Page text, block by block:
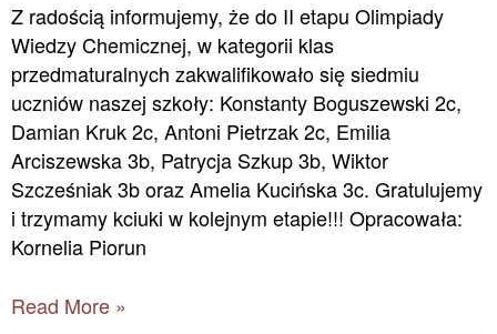
Z radością informujemy, że do II etapu Olimpiady
Wiedzy Chemicznej, w kategorii klas
przedmaturalnych zakwalifikowało się siedmiu
uczniów naszej szkoły: Konstanty Boguszewski 2c,
Damian Kruk 2c, Antoni Pietrzak 2c, Emilia
Arciszewska 3b, Patrycja Szkup 3b, Wiktor
Szcześniak 3b oraz Amelia Kucińska 3c. Gratulujemy
i trzymamy kciuki w kolejnym etapie!!! Opracowała:
Kornelia Piorun
etapu
Olimpiady
Wiedzy
Chemicznej
Read More »